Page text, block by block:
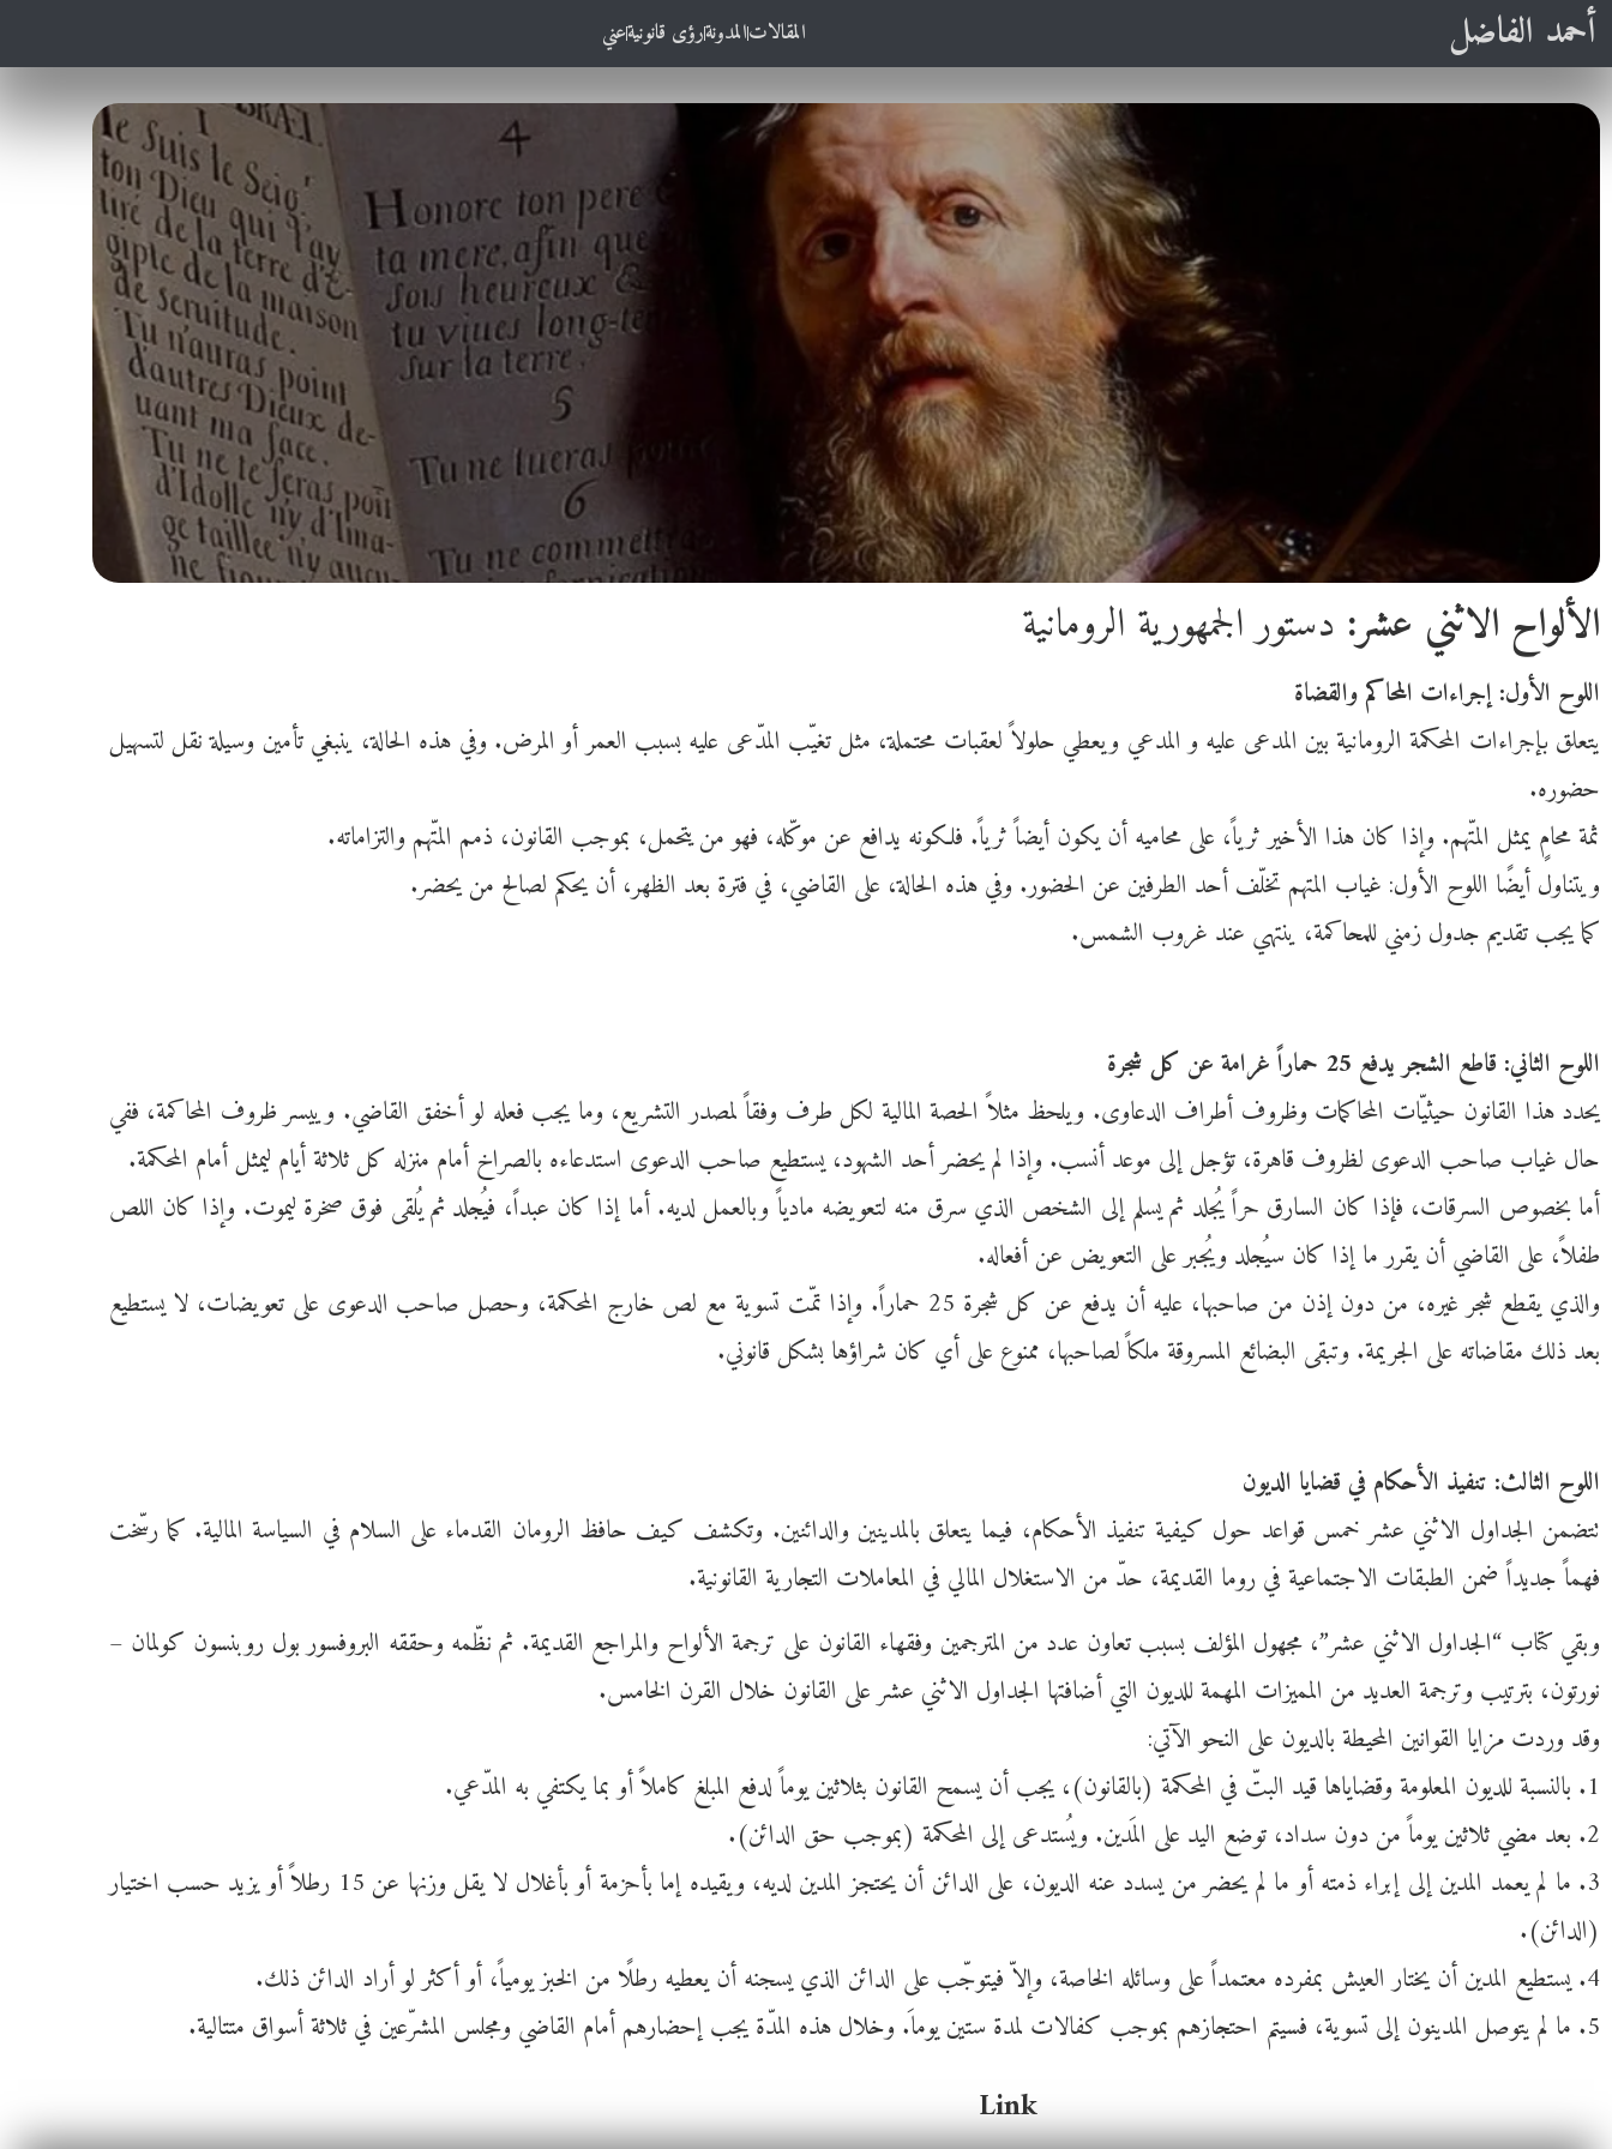
أحمد الفاضل المقالاتالمدونةرؤى قانونيةعني
الألواح الاثني عشر: دستور الجمهورية الرومانية
اللوح الأول:إجراءات المحاكم والقضاة
يتعلق بإجراءات المحكمة الرومانيةبين المدعى عليه والمدعي ويعطي حلولاً لعقبات محتملة، مثل تغيّب المدّعى عليه بسبب العمر أو المرض. وفي هذه الحالة، ينبغي تأمين وسيلة نقل لتسهيل
حضوره.
ثمةمحامٍ يمثل المتّهم. وإذا كان هذا الأخير ثرياً، على محاميه أن يكون أيضاً ثرياً. فلكونه يدافع عن موكّله، فهو من يتحمل، بموجب القانون، ذمم المتّهم والتزاماته.
ويتناول أيضًا اللوح الأول: غياب المتهم تخلّف أحد الطرفين عن الحضور. وفي هذه الحالة، على القاضي، في فترة بعد الظهر، أن يحكم لصالح من يحضر.
كما يجب تقديم جدول زمني للمحاكمة، ينتهي عند غروب الشمس.
اللوح الثاني: قاطع الشجر يدفع 25 حماراً غرامة عن كل شجرة
يحدد هذا القانون حيثيّات المحاكمات وظروف أطراف الدعاوى. ويلحظ مثلاً الحصة المالية لكل طرف وفقاً لمصدر التشريع، وما يجب فعله لو أخفق القاضي. وييسر ظروف المحاكمة، ففي
حال غياب صاحب الدعوى لظروف قاهرة، تؤجل إلى موعد أنسب. وإذا لم يحضر أحد الشهود، يستطيع صاحب الدعوى استدعاءه بالصراخ أمام منزله كل ثلاثة أيام ليمثل أمام المحكمة.
أما بخصوص السرقات، فإذا كان السارق حراً يُجلد ثم يسلم إلى الشخص الذي سرق منه لتعويضه مادياً وبالعمل لديه. أما إذا كان عبداً، فيُجلد ثم يُلقى فوق صخرة ليموت. وإذا كان اللص
طفلاً، على القاضي أن يقرر ما إذا كان سيُجلد ويُجبر على التعويض عن أفعاله.
والذي يقطع شجر غيره، من دون إذن من صاحبها، عليه أن يدفع عن كل شجرة 25 حماراً. وإذا تمّت تسوية مع لص خارج المحكمة، وحصل صاحب الدعوى على تعويضات، لا يستطيع
بعد ذلك مقاضاته على الجريمة. وتبقى البضائع المسروقة ملكاً لصاحبها، ممنوع على أي كان شراؤها بشكل قانوني.
اللوح الثالث: تنفيذ الأحكام في قضايا الديون
تتضمن الجداول الاثني عشر خمس قواعد حول كيفية تنفيذ الأحكام، فيما يتعلق بالمدينين والدائنين. وتكشف كيف حافظ الرومان القدماء على السلام في السياسة المالية. كما رسّخت
فهماً جديداً ضمن الطبقات الاجتماعية في روما القديمة، حدّ من الاستغلال المالي في المعاملات التجارية القانونية.
وبقي كتاب “الجداول الاثني عشر”، مجهول المؤلف بسبب تعاون عدد من المترجمين وفقهاء القانون على ترجمة الألواح والمراجع القديمة. ثم نظّمه وحققه البروفسور بول روبنسون كولمان –
نورتون، بترتيب وترجمة العديد من المميزات المهمة للديون التي أضافتها الجداول الاثني عشر على القانون خلال القرن الخامس.
وقد وردت مزايا القوانين المحيطة بالديون على النحو الآتي:
1. بالنسبة للديون المعلومة وقضاياها قيد البتّ في المحكمة (بالقانون)، يجب أن يسمح القانون بثلاثين يوماً لدفع المبلغ كاملاً أو بما يكتفي به المدّعي.
2. بعد مضي ثلاثين يوماً من دون سداد، توضع اليد على المَدين. ويُستدعى إلى المحكمة (بموجب حق الدائن).
3. ما لم يعمد المدين إلى إبراء ذمته أو ما لم يحضر من يسدد عنه الديون، على الدائن أن يحتجز المدين لديه، ويقيده إما بأحزمة أو بأغلال لا يقل وزنها عن 15 رطلاً أو يزيد حسب اختيار
(الدائن).
4. يستطيع المدين أن يختار العيش بمفرده معتمداً على وسائله الخاصة، وإلاّ فيتوجّب على الدائن الذي يسجنه أن يعطيه رطلًا من الخبز يومياً، أو أكثر لو أراد الدائن ذلك.
5. ما لم يتوصل المدينون إلى تسوية، فسيتم احتجازهم بموجب كفالات لمدة ستين يوماَ. وخلال هذه المدّة يجب إحضارهم أمام القاضي ومجلس المشرّعين في ثلاثة أسواق متتالية.
Link